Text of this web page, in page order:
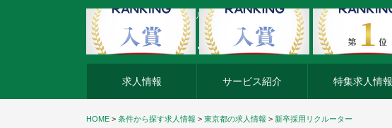
外資系企業の転職・キャリア転職ならアージスジャパン
求人情報 サービス紹介 特集求人情報
HOME > 条件から探す求人情報 > 東京都の求人情報 > 新卒採用リクルーター